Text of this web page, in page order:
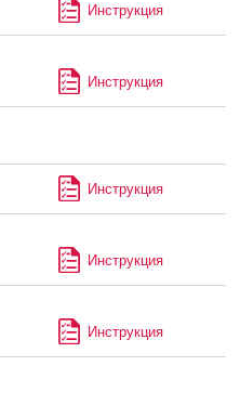
Инструкция
Инструкция
Инструкция
Инструкция
Инструкция